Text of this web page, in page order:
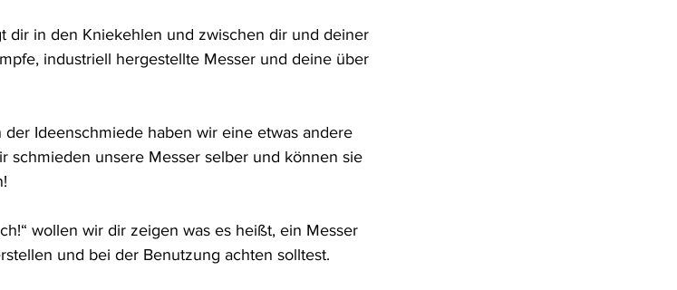
dir in den Kniekehlen und zwischen dir und deiner
industriell hergestellte Messer und deine über
Ideenschmiede haben wir eine etwas andere
schmieden unsere Messer selber und können sie
wollen wir dir zeigen was es heißt, ein Messer
und bei der Benutzung achten solltest.